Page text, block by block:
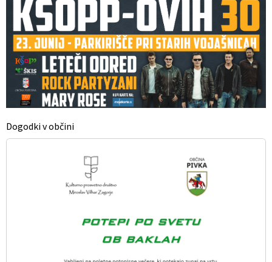
Dogodki v občini